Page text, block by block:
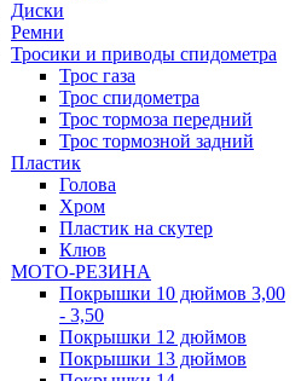
Диски
Ремни
Тросики и приводы спидометра
Трос газа
Трос спидометра
Трос тормоза передний
Трос тормозной задний
Пластик
Голова
Хром
Пластик на скутер
Клюв
МОТО-РЕЗИНА
Покрышки 10 дюймов 3,00
- 3,50
Покрышки 12 дюймов
Покрышки 13 дюймов